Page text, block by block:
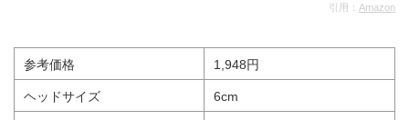
引用： Amazon
参考価格 1,948円
ヘッドサイズ 6cm